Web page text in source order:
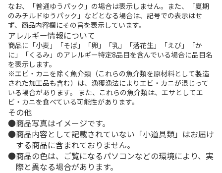
なお、「普通ゆうパック」の場合は表示しません。また、「夏期
のみチルドゆうパック」などとなる場合は、記号での表示はせ
ず、商品内容欄にその旨を表示しています。
アレルギー情報について
商品に「小麦」「そば」「卵」「乳」「落花生」「えび」「か
に」「くるみ」のアレルギー特定8品目を含んでいる場合に品目名
を表示します。
※エビ・カニを除く魚介類（これらの魚介類を原材料として製造
された加工品も含む）は、漁獲漁法によりエビ・カニが混じって
いる場合があります。 また、これらの魚介類は、エサとしてエ
ビ・カニを食べている可能性があります。
その他
商品写真はイメージです。
商品内容として記載されていない「小道具類」はお届け
する商品に含まれておりません。
商品の色は、ご覧になるパソコンなどの環境により、実
際と異なる場合があります。